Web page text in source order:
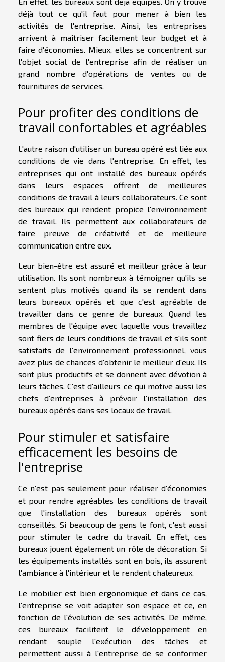
déjà tout ce qu'il faut pour mener à bien les
activités de l'entreprise. Ainsi, les entreprises
arrivent à maîtriser facilement leur budget et à
faire d'économies. Mieux, elles se concentrent sur
l'objet social de l'entreprise afin de réaliser un
grand nombre d'opérations de ventes ou de
fournitures de services.
Pour profiter des conditions de
travail confortables et agréables
L'autre raison d'utiliser un bureau opéré est liée aux
conditions de vie dans l'entreprise. En effet, les
entreprises qui ont installé des bureaux opérés
dans leurs espaces offrent de meilleures
conditions de travail à leurs collaborateurs. Ce sont
des bureaux qui rendent propice l'environnement
de travail. Ils permettent aux collaborateurs de
faire preuve de créativité et de meilleure
communication entre eux.
Leur bien-être est assuré et meilleur grâce à leur
utilisation. Ils sont nombreux à témoigner qu'ils se
sentent plus motivés quand ils se rendent dans
leurs bureaux opérés et que c'est agréable de
travailler dans ce genre de bureaux. Quand les
membres de l'équipe avec laquelle vous travaillez
sont fiers de leurs conditions de travail et s'ils sont
satisfaits de l'environnement professionnel, vous
avez plus de chances d'obtenir le meilleur d'eux. Ils
sont plus productifs et se donnent avec dévotion à
leurs tâches. C'est d'ailleurs ce qui motive aussi les
chefs d'entreprises à prévoir l'installation des
bureaux opérés dans ses locaux de travail.
Pour stimuler et satisfaire
efficacement les besoins de
l'entreprise
Ce n'est pas seulement pour réaliser d'économies
et pour rendre agréables les conditions de travail
que l'installation des bureaux opérés sont
conseillés. Si beaucoup de gens le font, c'est aussi
pour stimuler le cadre du travail. En effet, ces
bureaux jouent également un rôle de décoration. Si
les équipements installés sont en bois, ils assurent
l'ambiance à l'intérieur et le rendent chaleureux.
Le mobilier est bien ergonomique et dans ce cas,
l'entreprise se voit adapter son espace et ce, en
fonction de l'évolution de ses activités. De même,
ces bureaux facilitent le développement en
rendant souple l'exécution des tâches et
permettent aussi à l'entreprise de se conformer